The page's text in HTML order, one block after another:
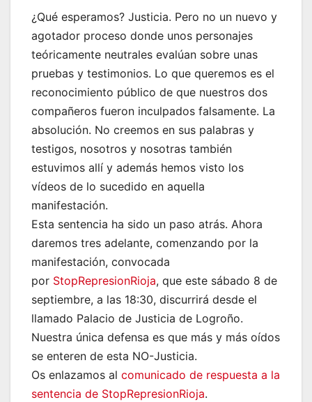
¿Qué esperamos? Justicia. Pero no un nuevo y
agotador proceso donde unos personajes
teóricamente neutrales evalúan sobre unas
pruebas y testimonios. Lo que queremos es el
reconocimiento público de que nuestros dos
compañeros fueron inculpados falsamente. La
absolución. No creemos en sus palabras y
testigos, nosotros y nosotras también
estuvimos allí y además hemos visto los
vídeos de lo sucedido en aquella
manifestación.
Esta sentencia ha sido un paso atrás. Ahora
daremos tres adelante, comenzando por la
manifestación, convocada
por StopRepresionRioja, que este sábado 8 de
septiembre, a las 18:30, discurrirá desde el
llamado Palacio de Justicia de Logroño.
Nuestra única defensa es que más y más oídos
se enteren de esta NO-Justicia.
Os enlazamos al comunicado de respuesta a la
sentencia de StopRepresionRioja.